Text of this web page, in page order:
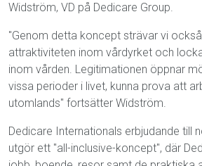
Widström, VD på Dedicare Group.
"Genom detta koncept strävar vi
attraktiviteten inom vårdyrket och
inom vården. Legitimationen öppnar
vissa perioder i livet, kunna prova att
utomlands" fortsätter Widström.
Dedicare Internationals erbjudande till
utgör ett "all-inclusive-koncept", där